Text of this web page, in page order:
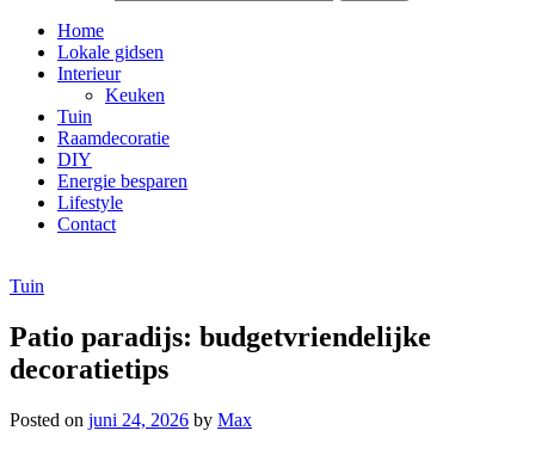
Home
Lokale gidsen
Interieur
Keuken
Tuin
Raamdecoratie
DIY
Energie besparen
Lifestyle
Contact
Tuin
Patio paradijs: budgetvriendelijke
decoratietips
Posted on juni 24, 2026 by Max